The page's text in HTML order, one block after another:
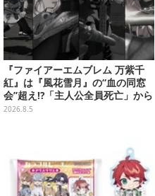
『ファイアーエムブレム 万紫千
紅』は『風花雪月』の“血の同窓
会”超え!?「主人公全員死亡」から
始まる物語は、様々なシリーズ作
2026.8.5